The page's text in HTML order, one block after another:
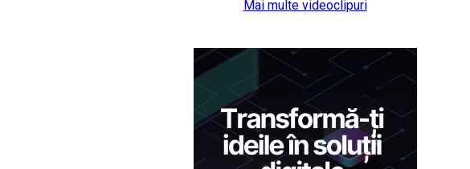
Mai multe videoclipuri